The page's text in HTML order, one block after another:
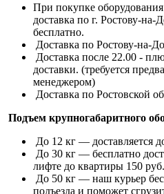
При покупке
доставка по г. Ростову-на-
бесплатно.
Доставка по Ростову-на-
Доставка после 22.00 -
доставки. (требуется
менеджером)
Доставка по Ростовской
Подъем крупногабаритного
До 12 кг — доставляется
До 30 кг — бесплатно
лифте до квартиры 150
До 50 кг — наш курьер
подъезда и поможет